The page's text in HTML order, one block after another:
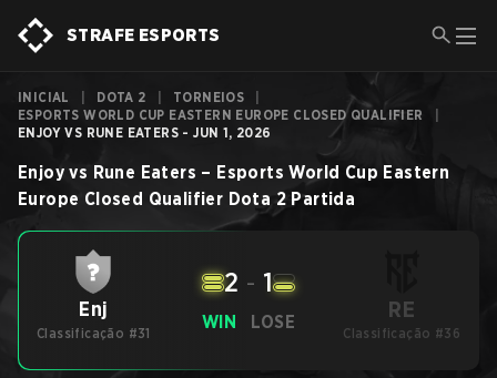
STRAFE ESPORTS
INICIAL DOTA 2 TORNEIOS
ESPORTS WORLD CUP EASTERN EUROPE CLOSED QUALIFIER
ENJOY VS RUNE EATERS - JUN 1, 2026
Enjoy vs Rune Eaters – Esports World Cup Eastern
Europe Closed Qualifier Dota 2 Partida
Enj
Classificação #31
WIN
2 - 1
LOSE RE
Classificação #36